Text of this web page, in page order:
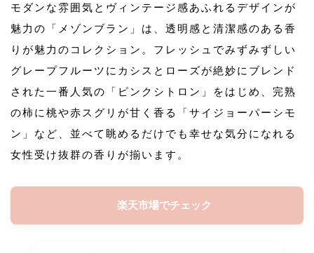
モダンな雰囲気とヴィンテージ感あふれるデザインが
魅力の「メゾンブラン」は、透明感と清潔感のある香
りが魅力のコレクション。フレッシュでみずみずしい
グレープフルーツにカシスとローズが絶妙にブレンド
された一番人気の「ピンクシトロン」をはじめ、完熟
の柿に桃や赤スグリが甘く香る「サイジョーパーシモ
ン」など、並べて眺めるだけでも幸せな気分になれる
女性受け抜群の香りが揃います。
楽天市場でチェック